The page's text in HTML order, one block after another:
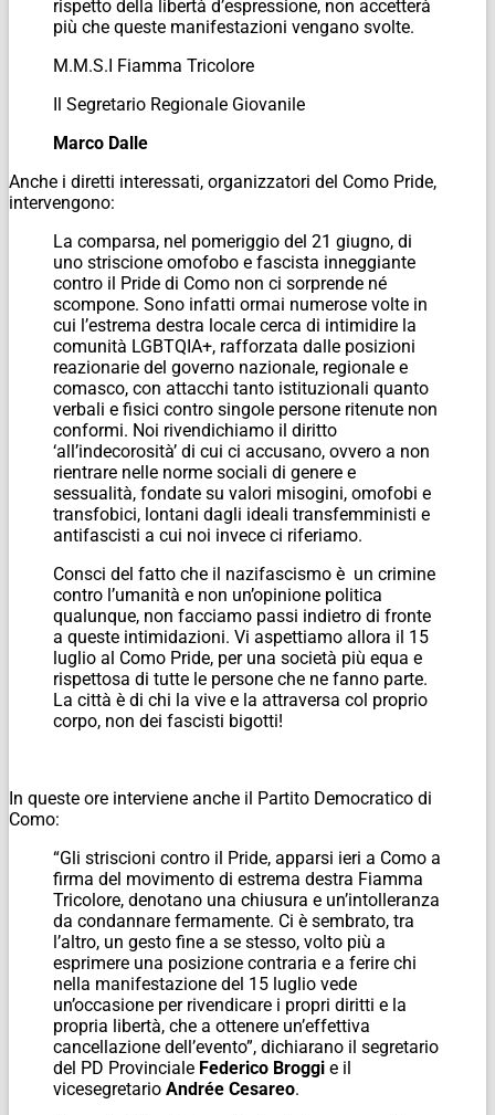
rispetto della libertà d’espressione, non accetterà
più che queste manifestazioni vengano svolte.
M.M.S.I Fiamma Tricolore
Il Segretario Regionale Giovanile
Marco Dalle
Anche i diretti interessati, organizzatori del Como Pride,
intervengono:
La comparsa, nel pomeriggio del 21 giugno, di
uno striscione omofobo e fascista inneggiante
contro il Pride di Como non ci sorprende né
scompone. Sono infatti ormai numerose volte in
cui l’estrema destra locale cerca di intimidire la
comunità LGBTQIA+, rafforzata dalle posizioni
reazionarie del governo nazionale, regionale e
comasco, con attacchi tanto istituzionali quanto
verbali e fisici contro singole persone ritenute non
conformi. Noi rivendichiamo il diritto
‘all’indecorosità’ di cui ci accusano, ovvero a non
rientrare nelle norme sociali di genere e
sessualità, fondate su valori misogini, omofobi e
transfobici, lontani dagli ideali transfemministi e
antifascisti a cui noi invece ci riferiamo.
Consci del fatto che il nazifascismo è un crimine
contro l’umanità e non un’opinione politica
qualunque, non facciamo passi indietro di fronte
a queste intimidazioni. Vi aspettiamo allora il 15
luglio al Como Pride, per una società più equa e
rispettosa di tutte le persone che ne fanno parte.
La città è di chi la vive e la attraversa col proprio
corpo, non dei fascisti bigotti!
In queste ore interviene anche il Partito Democratico di
Como:
“Gli striscioni contro il Pride, apparsi ieri a Como a
firma del movimento di estrema destra Fiamma
Tricolore, denotano una chiusura e un’intolleranza
da condannare fermamente. Ci è sembrato, tra
l’altro, un gesto fine a se stesso, volto più a
esprimere una posizione contraria e a ferire chi
nella manifestazione del 15 luglio vede
un’occasione per rivendicare i propri diritti e la
propria libertà, che a ottenere un’effettiva
cancellazione dell’evento”, dichiarano il segretario
del PD Provinciale Federico Broggi e il
vicesegretario Andrée Cesareo.